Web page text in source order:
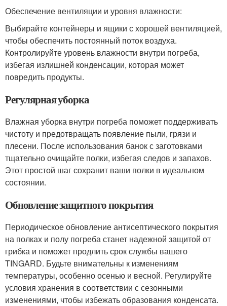
Обеспечение вентиляции и уровня влажности:
Выбирайте контейнеры и ящики с хорошей вентиляцией,
чтобы обеспечить постоянный поток воздуха.
Контролируйте уровень влажности внутри погреба,
избегая излишней конденсации, которая может
повредить продукты.
Регулярная уборка
Влажная уборка внутри погреба поможет поддерживать
чистоту и предотвращать появление пыли, грязи и
плесени. После использования банок с заготовками
тщательно очищайте полки, избегая следов и запахов.
Этот простой шаг сохранит ваши полки в идеальном
состоянии.
Обновление защитного покрытия
Периодическое обновление антисептического покрытия
на полках и полу погреба станет надежной защитой от
грибка и поможет продлить срок службы вашего
TINGARD. Будьте внимательны к изменениям
температуры, особенно осенью и весной. Регулируйте
условия хранения в соответствии с сезонными
изменениями, чтобы избежать образования конденсата.